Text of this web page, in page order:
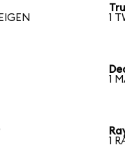
1
1
1